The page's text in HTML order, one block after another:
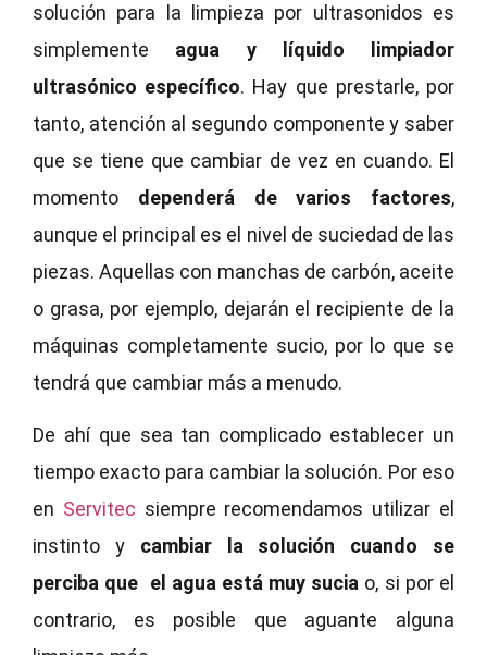
solución para la limpieza por ultrasonidos es
simplemente agua y líquido limpiador
ultrasónico específico. Hay que prestarle, por
tanto, atención al segundo componente y saber
que se tiene que cambiar de vez en cuando. El
momento dependerá de varios factores,
aunque el principal es el nivel de suciedad de las
piezas. Aquellas con manchas de carbón, aceite
o grasa, por ejemplo, dejarán el recipiente de la
máquinas completamente sucio, por lo que se
tendrá que cambiar más a menudo.
De ahí que sea tan complicado establecer un
tiempo exacto para cambiar la solución. Por eso
en Servitec siempre recomendamos utilizar el
instinto y cambiar la solución cuando se
perciba que el agua está muy sucia o, si por el
contrario, es posible que aguante alguna